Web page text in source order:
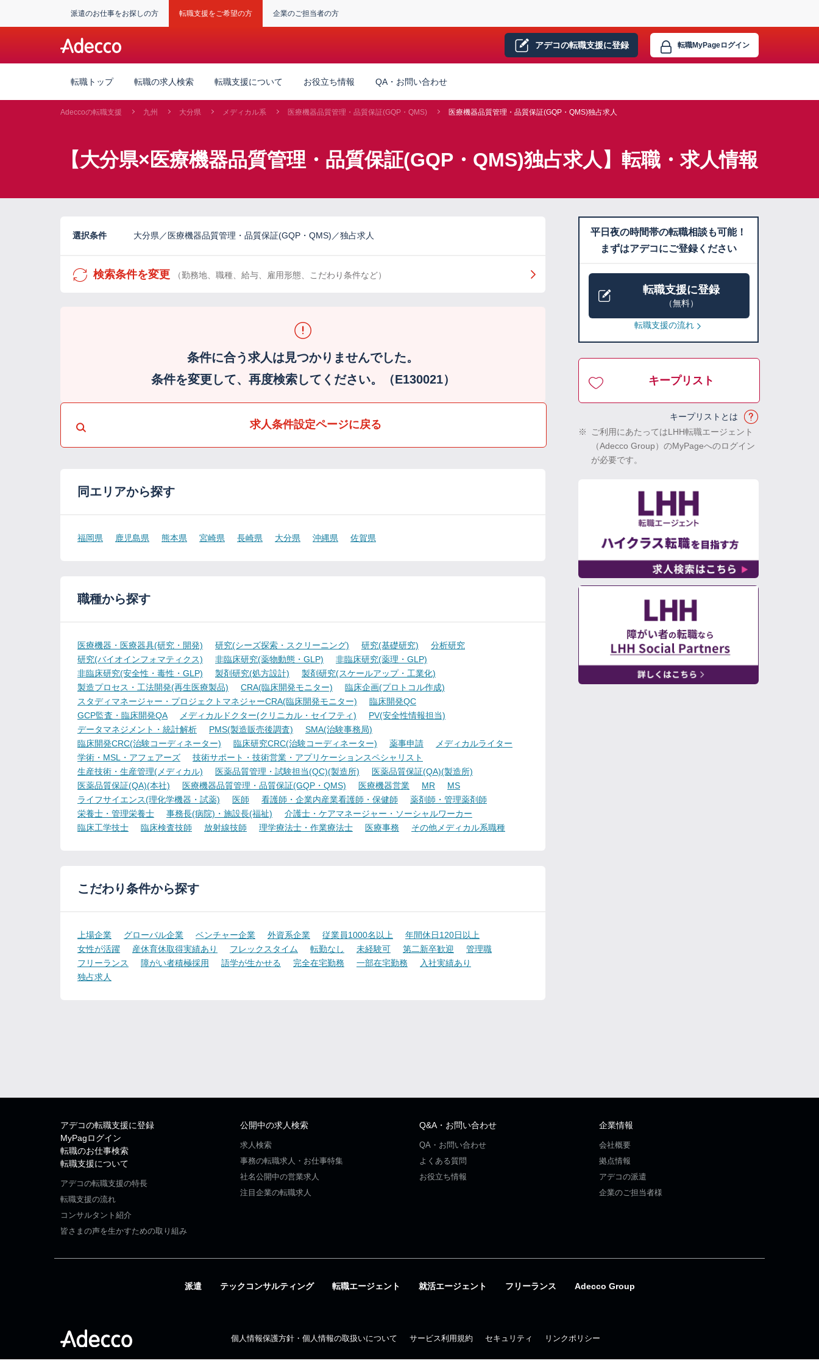
派遣のお仕事をお探しの方 転職支援をご希望の方 企業のご担当者の方
アデコの転職支援に登録 転職MyPageログイン
転職トップ 転職の求人検索 転職支援について お役立ち情報 QA・お問い合わせ
Adeccoの転職支援 九州 大分県 メディカル系 医療機器品質管理・品質保証(GQP・QMS) 医療機器品質管理・品質保証(GQP・QMS)独占求人
【大分県×医療機器品質管理・品質保証(GQP・QMS)独占求人】転職・求人情報
選択条件 大分県／医療機器品質管理・品質保証(GQP・QMS)／独占求人
検索条件を変更 （勤務地、職種、給与、雇用形態、こだわり条件など）
条件に合う求人は見つかりませんでした。
条件を変更して、再度検索してください。（E130021）
求人条件設定ページに戻る
同エリアから探す
福岡県 鹿児島県 熊本県 宮崎県 長崎県 大分県 沖縄県 佐賀県
職種から探す
医療機器・医療器具(研究・開発) 研究(シーズ探索・スクリーニング) 研究(基礎研究)
分析研究
研究(バイオインフォマティクス)
非臨床研究(薬物動態・GLP)
非臨床研究(薬理・GLP)
非臨床研究(安全性・毒性・GLP)
製剤研究(処方設計)
製剤研究(スケールアップ・工業化)
製造プロセス・工法開発(再生医療製品)
CRA(臨床開発モニター)
臨床企画(プロトコル作成)
スタディマネージャー・プロジェクトマネジャーCRA(臨床開発モニター)
臨床開発QC
GCP監査・臨床開発QA
メディカルドクター(クリニカル・セイフティ)
PV(安全性情報担当)
データマネジメント・統計解析
PMS(製造販売後調査)
SMA(治験事務局)
臨床開発CRC(治験コーディネーター)
臨床研究CRC(治験コーディネーター) 薬事申請
メディカルライター
学術・MSL・アフェアーズ
技術サポート・技術営業・アプリケーションスペシャリスト
生産技術・生産管理(メディカル)
医薬品質管理・試験担当(QC)(製造所)
医薬品質保証(QA)(製造所)
医薬品質保証(QA)(本社)
医療機器品質管理・品質保証(GQP・QMS) 医療機器営業 MR
MS
ライフサイエンス(理化学機器・試薬)
医師 看護師・企業内産業看護師・保健師
薬剤師・管理薬剤師
栄養士・管理栄養士
事務長(病院)・施設長(福祉)
介護士・ケアマネージャー・ソーシャルワーカー
臨床工学技士
臨床検査技師 放射線技師 理学療法士・作業療法士 医療事務 その他メディカル系職種
こだわり条件から探す
上場企業 グローバル企業 ベンチャー企業 外資系企業 従業員1000名以上
年間休日120日以上
女性が活躍
産休育休取得実績あり フレックスタイム 転勤なし 未経験可 第二新卒歓迎
管理職
フリーランス
障がい者積極採用 語学が生かせる 完全在宅勤務 一部在宅勤務
入社実績あり
独占求人
平日夜の時間帯の転職相談も可能！
まずはアデコにご登録ください
転職支援に登録
（無料）
転職支援の流れ
キープリスト
キープリストとは
※
ご利用にあたってはLHH転職エージェント
（Adecco Group）のMyPageへのログイン
が必要です。
アデコの転職支援に登録
MyPagログイン
転職のお仕事検索
転職支援について
アデコの転職支援の特長
転職支援の流れ
コンサルタント紹介
皆さまの声を生かすための取り組み
公開中の求人検索
求人検索
事務の転職求人・お仕事特集
社名公開中の営業求人
注目企業の転職求人
Q&A・お問い合わせ
QA・お問い合わせ
よくある質問
お役立ち情報
企業情報
会社概要
拠点情報
アデコの派遣
企業のご担当者様
派遣 テックコンサルティング 転職エージェント 就活エージェント フリーランス Adecco Group
個人情報保護方針・個人情報の取扱いについて サービス利用規約 セキュリティ リンクポリシー